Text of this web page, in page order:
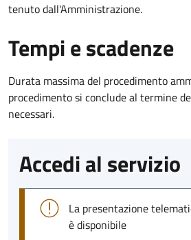
tenuto dall'Amministrazione.
Tempi e scadenze
Durata massima del procedimento
procedimento si conclude al termine
necessari.
Accedi al servizio
La presentazione
è disponibile